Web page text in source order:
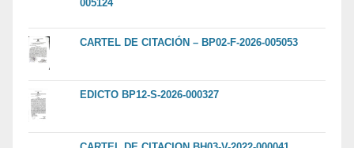
005124
CARTEL DE CITACIÓN – BP02-F-2026-005053
EDICTO BP12-S-2026-000327